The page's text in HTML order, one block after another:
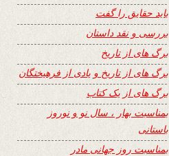
باید حقایق را گفت
بررسی و نقد داستان
برگ های از تاریخ
برگ های از تاریخ و یادی از فرهیختگان
برگ های از یک کتاب
بمناسبت بهار ، سال نو و نوروز
باستانی
بمناسبت روز جهانی مادر